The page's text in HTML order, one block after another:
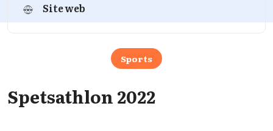
Site web
Sports
Spetsathlon 2022